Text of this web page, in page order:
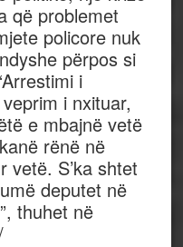
që problemet
policore nuk
përpos si
i
i nxituar,
e mbajnë vetë
rënë në
vetë. S’ka shtet
deputet në
thuhet në